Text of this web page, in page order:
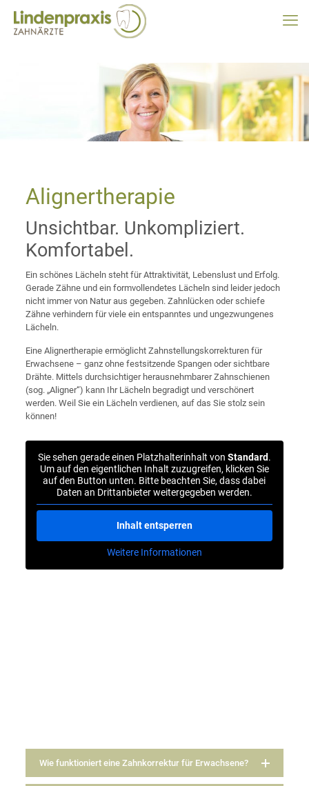
Alignertherapie
Unsichtbar. Unkompliziert.
Komfortabel.
Ein schönes Lächeln steht für Attraktivität, Lebenslust und Erfolg.
Gerade Zähne und ein formvollendetes Lächeln sind leider jedoch
nicht immer von Natur aus gegeben. Zahnlücken oder schiefe
Zähne verhindern für viele ein entspanntes und ungezwungenes
Lächeln.
Eine Alignertherapie ermöglicht Zahnstellungskorrekturen für
Erwachsene – ganz ohne festsitzende Spangen oder sichtbare
Drähte. Mittels durchsichtiger herausnehmbarer Zahnschienen
(sog. „Aligner“) kann Ihr Lächeln begradigt und verschönert
werden. Weil Sie ein Lächeln verdienen, auf das Sie stolz sein
können!
Sie sehen gerade einen Platzhalterinhalt von Standard.
Um auf den eigentlichen Inhalt zuzugreifen, klicken Sie
auf den Button unten. Bitte beachten Sie, dass dabei
Daten an Drittanbieter weitergegeben werden.
Inhalt entsperren
Weitere Informationen
Wie funktioniert eine Zahnkorrektur für Erwachsene?